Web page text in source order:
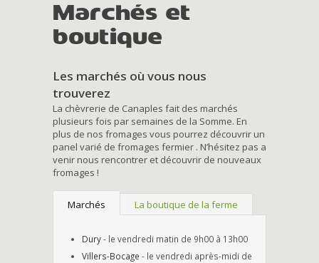
Marchés et
boutique
Les marchés où vous nous
trouverez
La chèvrerie de Canaples fait des marchés
plusieurs fois par semaines de la Somme. En
plus de nos fromages vous pourrez découvrir un
panel varié de fromages fermier . N’hésitez pas a
venir nous rencontrer et découvrir de nouveaux
fromages !
Marchés La boutique de la ferme
Dury- le vendredi matin de 9h00 à 13h00
Villers-Bocage - le vendredi après-midi de